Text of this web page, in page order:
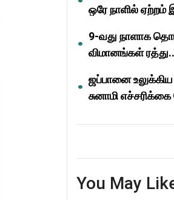
ஒரே நாளில்
9-வது நாளாக
விமானங்கள்
ஜப்பானை
சுனாமி
You May